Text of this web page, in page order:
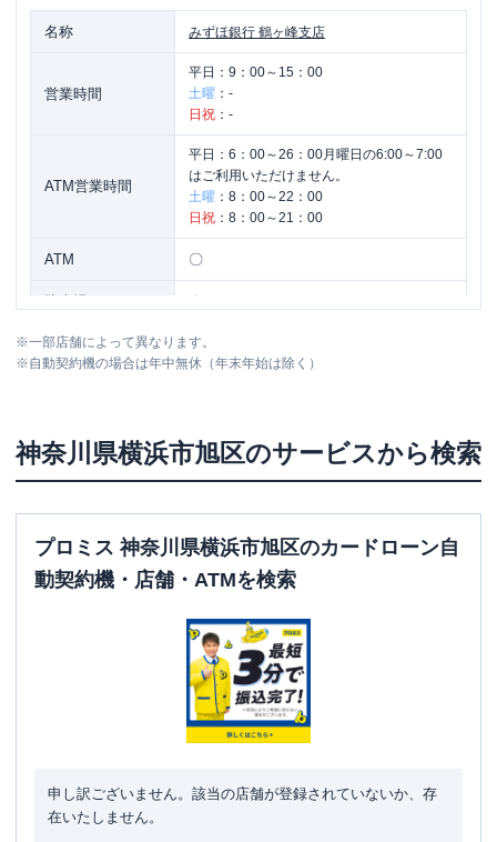
名称 みずほ銀行 鶴ヶ峰支店
営業時間
平日： 9：00～15：00
土曜 ： -
日祝 ： -
ATM営業時間
平日： 6：00～26：00月曜日の6:00～7:00
はご利用いただけません。
土曜 ： 8：00～22：00
日祝 ： 8：00～21：00
ATM 〇
住所 神奈川県横浜市旭区鶴ケ峰2-20
平日：9：00～15：00
はご利用いただけません。
土曜：8：00～22：00
〇
✕
神奈川県横浜市旭区二俣川2-52-15
名称 みずほ銀行 緑園都市支店
※一部店舗によって異なります。
※自動契約機の場合は年中無休（年末年始は除く）
神奈川県横浜市旭区のサービスから検索
プロミス 神奈川県横浜市旭区のカードローン自
動契約機・店舗・ATMを検索
申し訳ございません。該当の店舗が登録されていないか、存
在いたしません。